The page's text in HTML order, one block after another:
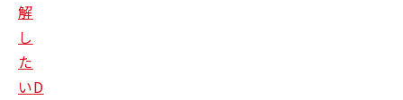
解
し
た
いD